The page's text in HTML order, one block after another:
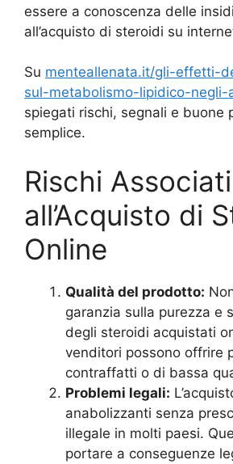
essere a conoscenza delle
all’acquisto di steroidi su
Su menteallenata.it/gli-effetti-
sul-metabolismo-lipidico-negli-
spiegati rischi, segnali e buone
semplice.
Rischi Associati
all’Acquisto di
Online
Qualità del prodotto:
garanzia sulla purezza e
degli steroidi acquistati
venditori possono offrire
contraffatti o di bassa
Problemi legali:
anabolizzanti senza
illegale in molti paesi.
portare a conseguenze